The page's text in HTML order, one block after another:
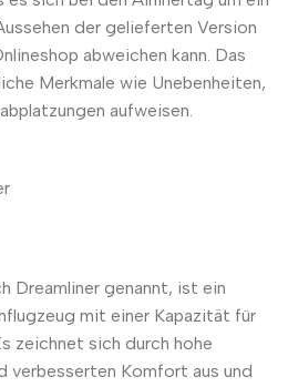
der gelieferten Version
abweichen kann. Das
Merkmale wie Unebenheiten,
aufweisen.
Dreamliner genannt, ist ein
mit einer Kapazität für
zeichnet sich durch hohe
verbesserten Komfort aus und